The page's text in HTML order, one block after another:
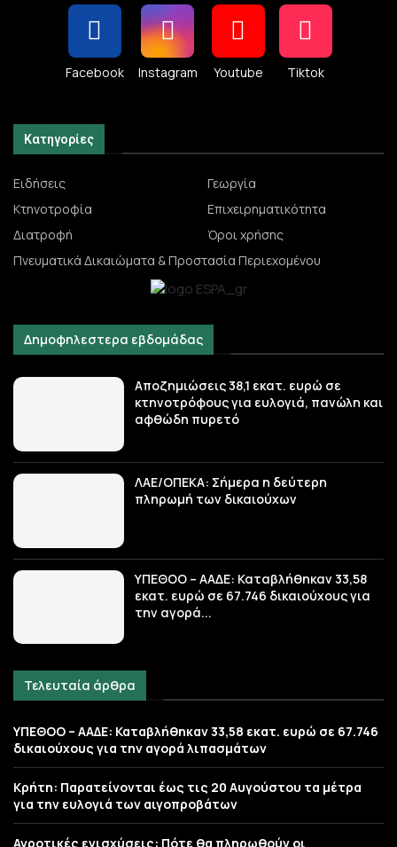
Facebook Instagram Youtube Tiktok
Κατηγορίες
Ειδήσεις
Γεωργία
Κτηνοτροφία
Επιχειρηματικότητα
Διατροφή
Όροι χρήσης
Πνευματικά Δικαιώματα & Προστασία Περιεχομένου
Δημοφηλεστερα εβδομάδας
Αποζημιώσεις 38,1 εκατ. ευρώ σε
κτηνοτρόφους για ευλογιά, πανώλη και
αφθώδη πυρετό
ΛΑΕ/ΟΠΕΚΑ: Σήμερα η δεύτερη
πληρωμή των δικαιούχων
ΥΠΕΘΟΟ – ΑΑΔΕ: Καταβλήθηκαν 33,58
εκατ. ευρώ σε 67.746 δικαιούχους για
την αγορά...
Τελευταία άρθρα
ΥΠΕΘΟΟ – ΑΑΔΕ: Καταβλήθηκαν 33,58 εκατ. ευρώ σε 67.746
δικαιούχους για την αγορά λιπασμάτων
Κρήτη: Παρατείνονται έως τις 20 Αυγούστου τα μέτρα
για την ευλογιά των αιγοπροβάτων
Αγροτικές ενισχύσεις: Πότε θα πληρωθούν οι